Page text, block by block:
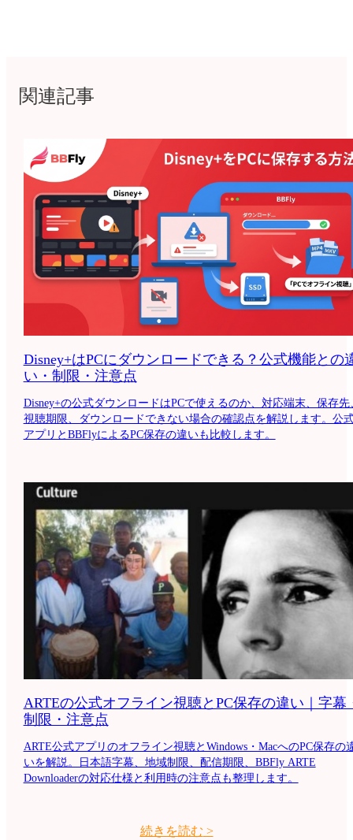
関連記事
Disney+はPCにダウンロードできる？公式機能との
い・制限・注意点
Disney+の公式ダウンロードはPCで使えるのか、対応端末、保存先
視聴期限、ダウンロードできない場合の確認点を解説します。公
アプリとBBFlyによるPC保存の違いも比較します。
ARTEの公式オフライン視聴とPC保存の違い｜字幕
制限・注意点
ARTE公式アプリのオフライン視聴とWindows・MacへのPC保存の
いを解説。日本語字幕、地域制限、配信期限、BBFly ARTE
Downloaderの対応仕様と利用時の注意点も整理します。
続きを読む >